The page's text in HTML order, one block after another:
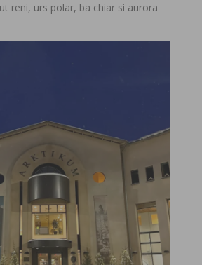
reni, urs polar, ba chiar si aurora